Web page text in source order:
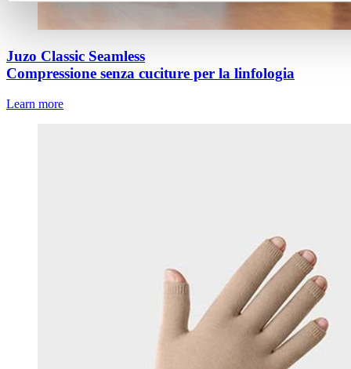
Juzo Classic Seamless
Compressione senza cuciture per la linfologia
Learn more